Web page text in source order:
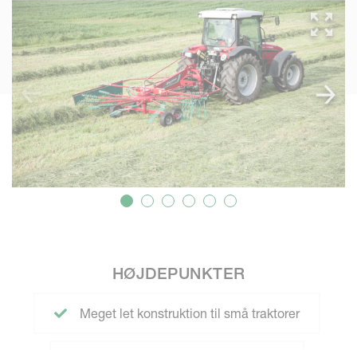
HØJDEPUNKTER
Meget let konstruktion til små traktorer